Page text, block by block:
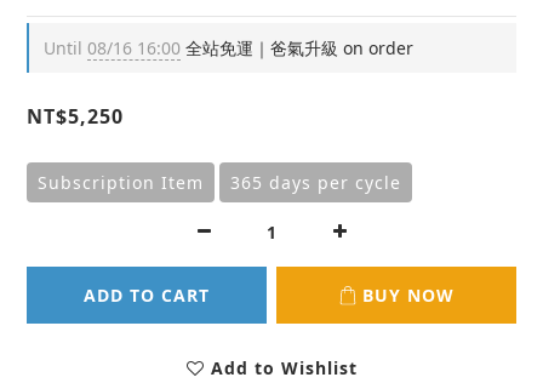
Until 08/16 16:00 全站免運｜爸氣升級 on order
NT$5,250
Subscription Item 365 days per cycle
ADD TO CART BUY NOW
Add to Wishlist